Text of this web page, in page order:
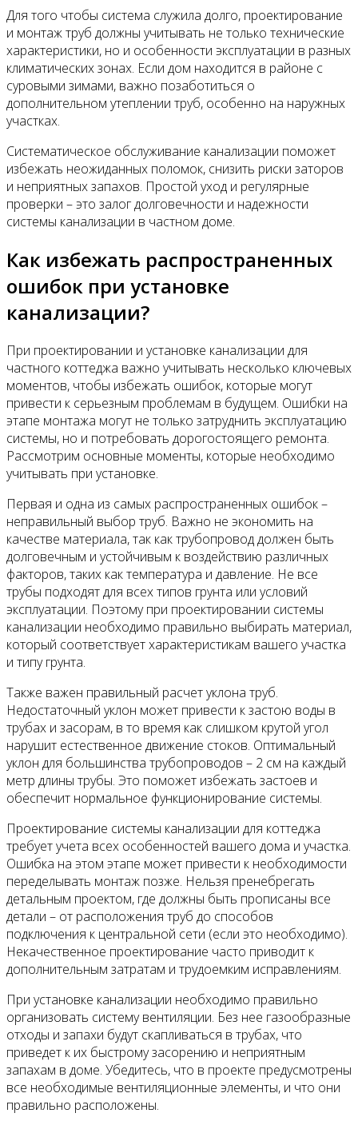
Для того чтобы система служила долго, проектирование
и монтаж труб должны учитывать не только технические
характеристики, но и особенности эксплуатации в разных
климатических зонах. Если дом находится в районе с
суровыми зимами, важно позаботиться о
дополнительном утеплении труб, особенно на наружных
участках.
Систематическое обслуживание канализации поможет
избежать неожиданных поломок, снизить риски заторов
и неприятных запахов. Простой уход и регулярные
проверки – это залог долговечности и надежности
системы канализации в частном доме.
Как избежать распространенных
ошибок при установке
канализации?
При проектировании и установке канализации для
частного коттеджа важно учитывать несколько ключевых
моментов, чтобы избежать ошибок, которые могут
привести к серьезным проблемам в будущем. Ошибки на
этапе монтажа могут не только затруднить эксплуатацию
системы, но и потребовать дорогостоящего ремонта.
Рассмотрим основные моменты, которые необходимо
учитывать при установке.
Первая и одна из самых распространенных ошибок –
неправильный выбор труб. Важно не экономить на
качестве материала, так как трубопровод должен быть
долговечным и устойчивым к воздействию различных
факторов, таких как температура и давление. Не все
трубы подходят для всех типов грунта или условий
эксплуатации. Поэтому при проектировании системы
канализации необходимо правильно выбирать материал,
который соответствует характеристикам вашего участка
и типу грунта.
Также важен правильный расчет уклона труб.
Недостаточный уклон может привести к застою воды в
трубах и засорам, в то время как слишком крутой угол
нарушит естественное движение стоков. Оптимальный
уклон для большинства трубопроводов – 2 см на каждый
метр длины трубы. Это поможет избежать застоев и
обеспечит нормальное функционирование системы.
Проектирование системы канализации для коттеджа
требует учета всех особенностей вашего дома и участка.
Ошибка на этом этапе может привести к необходимости
переделывать монтаж позже. Нельзя пренебрегать
детальным проектом, где должны быть прописаны все
детали – от расположения труб до способов
подключения к центральной сети (если это необходимо).
Некачественное проектирование часто приводит к
дополнительным затратам и трудоемким исправлениям.
При установке канализации необходимо правильно
организовать систему вентиляции. Без нее газообразные
отходы и запахи будут скапливаться в трубах, что
приведет к их быстрому засорению и неприятным
запахам в доме. Убедитесь, что в проекте предусмотрены
все необходимые вентиляционные элементы, и что они
правильно расположены.